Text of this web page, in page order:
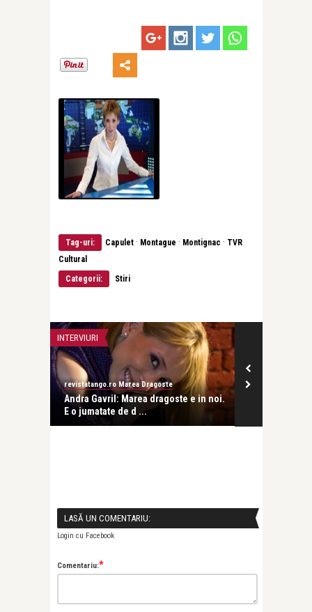
Tag-uri: Capulet · Montague · Montignac · TVR
Cultural
Categorii:
Stiri
INTERVIURI
revistatango.ro Marea Dragoste
Andra Gavril: Marea dragoste e in noi.
E o jumatate de d ...
LASĂ UN COMENTARIU:
Login cu Facebook
Comentariu:*